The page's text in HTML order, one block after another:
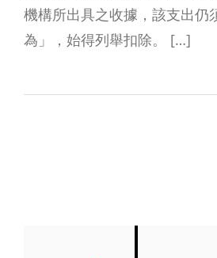
機構所出具之收據，該支出仍
為」，始得列舉扣除。 […]